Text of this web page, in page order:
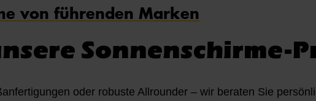
von führenden Marken
Sonnenschirme-
oder robuste Allrounder – wir beraten Sie